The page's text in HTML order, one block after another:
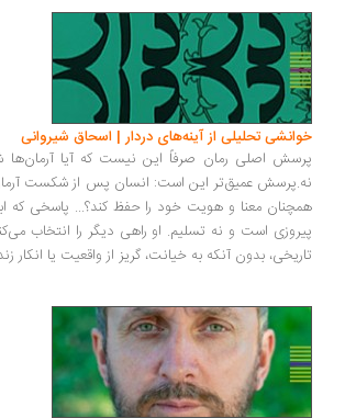
تحلیلی از آینه‌های دردار | اسحاق شیروانی
اصلی رمان صرفاً این نیست که آیا آرمان‌ها شکست
عمیق‌تر این است: انسان پس از شکست آرمان‌ها
معنا و هویت خود را حفظ کند؟... پاسخی که ابراهیم
است و نه تسلیم. او راهی دیگر را انتخاب می‌کند:
بدون آنکه به خیانت، گریز از واقعیت یا انکار زندگی